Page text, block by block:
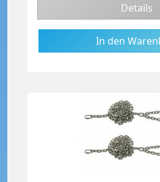
Details